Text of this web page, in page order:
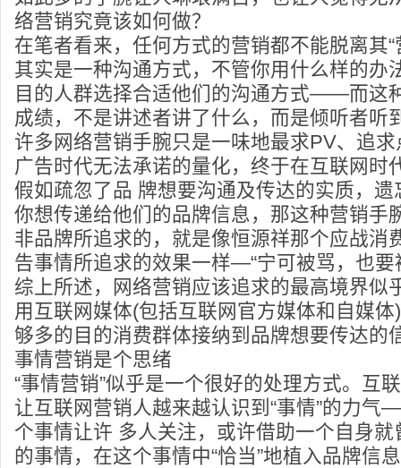
络营销究竟该如何做？
在笔者看来，任何方式的营销都不能脱离其“
其实是一种沟通方式，不管你用什么样的办
目的人群选择合适他们的沟通方式——而这
成绩，不是讲述者讲了什么，而是倾听者听
许多网络营销手腕只是一味地最求PV、追
广告时代无法承诺的量化，终于在互联网时
假如疏忽了品 牌想要沟通及传达的实质，
你想传递给他们的品牌信息，那这种营销
非品牌所追求的，就是像恒源祥那个应战消
告事情所追求的效果一样—“宁可被骂，也要
综上所述，网络营销应该追求的最高境界似
用互联网媒体(包括互联网官方媒体和自媒
够多的目的消费群体接纳到品牌想要传达的
事情营销是个思绪
“事情营销”似乎是一个很好的处理方式。互
让互联网营销人越来越认识到“事情”的力
个事情让许 多人关注，或许借助一个自身
的事情，在这个事情中“恰当”地植入品牌信